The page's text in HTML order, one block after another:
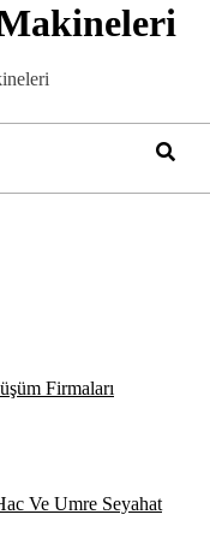
Firmaları
Ve Umre Seyahat